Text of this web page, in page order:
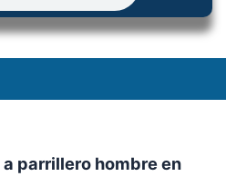
parrillero hombre en